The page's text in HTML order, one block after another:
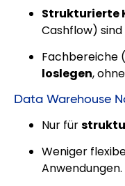
Strukturierte
Cashflow)
Fachbereiche
loslegen,
Data Warehouse
Nur für
Weniger
Anwendungen.